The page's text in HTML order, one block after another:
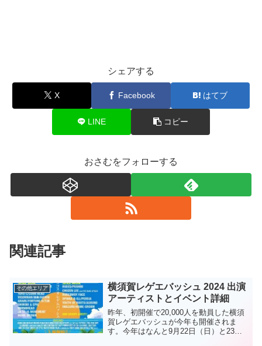
シェアする
X Facebook はてブ
LINE コピー
おさむをフォローする
関連記事
その他エリア
横須賀レゲエバッシュ 2024 出演
アーティストとイベント詳細
昨年、初開催で20,000人を動員した横須
賀レゲエバッシュが今年も開催されま
す。今年はなんと9月22日（日）と23日